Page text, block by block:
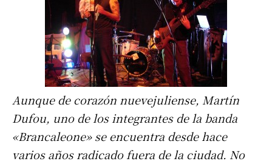
Aunque de corazón nuevejuliense, Martín
Dufou, uno de los integrantes de la banda
«Brancaleone» se encuentra desde hace
varios años radicado fuera de la ciudad. No